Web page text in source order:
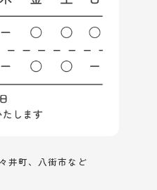
井町、八街市など